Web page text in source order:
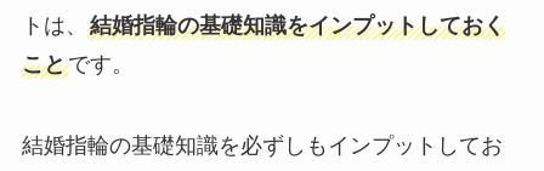
トは、 結婚指輪の基礎知識をインプットしておく
ことです。
結婚指輪の基礎知識を必ずしもインプットしてお